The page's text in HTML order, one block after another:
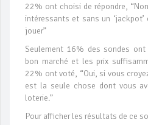
22% ont choisi de répondre,
intéressants et sans un
jouer”
Seulement 16% des sondes
bon marché et les prix
22% ont voté, “Oui, si vous
est la seule chose dont vous
loterie.”
Pour afficher les résultats de ce